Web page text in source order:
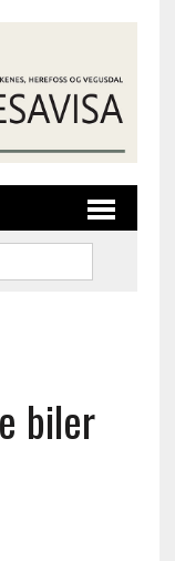
biler